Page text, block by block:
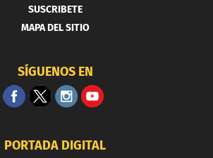
SUSCRIBETE
MAPA DEL SITIO
SÍGUENOS EN
PORTADA DIGITAL